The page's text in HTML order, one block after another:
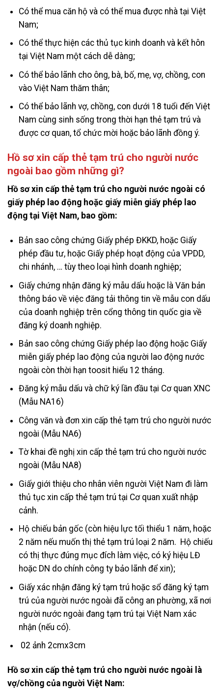
Có thể mua căn hộ và có thể mua được nhà tại Việt
Nam;
Có thể thực hiện các thủ tục kinh doanh và kết hôn
tại Việt Nam một cách dễ dàng;
Có thể bảo lãnh cho ông, bà, bố, mẹ, vợ, chồng, con
vào Việt Nam thăm thân;
Có thể bảo lãnh vợ, chồng, con dưới 18 tuổi đến Việt
Nam cùng sinh sống trong thời hạn thẻ tạm trú và
được cơ quan, tổ chức mời hoặc bảo lãnh đồng ý.
Hồ sơ xin cấp thẻ tạm trú cho người nước
ngoài bao gồm những gì?
Hồ sơ xin cấp thẻ tạm trú cho người nước ngoài có
giấy phép lao động hoặc giấy miễn giấy phép lao
động tại Việt Nam, bao gồm:
Bản sao công chứng Giấy phép ĐKKD, hoặc Giấy
phép đầu tư, hoặc Giấy phép hoạt động của VPDD,
chi nhánh, … tùy theo loại hình doanh nghiệp;
Giấy chứng nhận đăng ký mẫu dấu hoặc là Văn bản
thông báo về việc đăng tải thông tin về mẫu con dấu
của doanh nghiệp trên cổng thông tin quốc gia về
đăng ký doanh nghiệp.
Bản sao công chứng Giấy phép lao động hoặc Giấy
miễn giấy phép lao động của người lao động nước
ngoài còn thời hạn toosit hiểu 12 tháng.
Đăng ký mẫu dấu và chữ ký lần đầu tại Cơ quan XNC
(Mẫu NA16)
Công văn và đơn xin cấp thẻ tạm trú cho người nước
ngoài (Mẫu NA6)
Tờ khai đề nghị xin cấp thẻ tạm trú cho người nước
ngoài (Mẫu NA8)
Giấy giới thiệu cho nhân viên người Việt Nam đi làm
thủ tục xin cấp thẻ tạm trú tại Cơ quan xuất nhập
cảnh.
Hộ chiếu bản gốc (còn hiệu lực tối thiểu 1 năm, hoặc
2 năm nếu muốn thị thẻ tạm trú loại 2 năm. Hộ chiếu
có thị thực đúng mục đích làm việc, có ký hiệu LĐ
hoặc DN do chính công ty bảo lãnh để xin);
Giấy xác nhận đăng ký tạm trú hoặc sổ đăng ký tạm
trú của người nước ngoài đã công an phường, xã nơi
người nước ngoài đang tạm trú tại Việt Nam xác
nhận (nếu có).
02 ảnh 2cmx3cm
Hồ sơ xin cấp thẻ tạm trú cho người nước ngoài là
vợ/chồng của người Việt Nam: